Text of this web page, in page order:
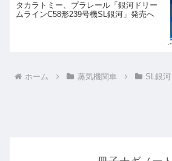
タカラトミー、プラレール「銀河ドリー
ムラインC58形239号機SL銀河」発売へ
ホーム 蒸気機関車 SL銀河